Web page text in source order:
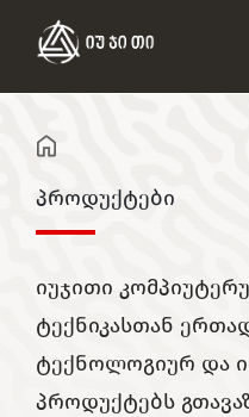
პროდუქტები
იუჯითი
ტექნიკასთან
ტექნოლოგიურ და
პროდუქტებს